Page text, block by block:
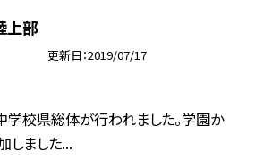
上部
更新日 2019/07/17
学校県総体が行われました。学園か
しました...